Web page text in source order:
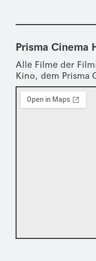
Prisma Cinema
Alle Filme der
Kino, dem Prisma